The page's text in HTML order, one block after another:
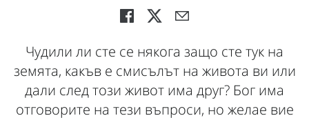
Чудили ли сте се някога защо сте тук на
земята, какъв е смисълът на живота ви или
дали след този живот има друг? Бог има
отговорите на тези въпроси, но желае вие